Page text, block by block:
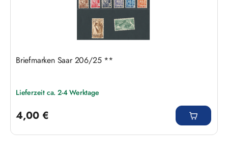
Briefmarken Saar 206/25 **
Lieferzeit ca. 2-4 Werktage
4,00 €